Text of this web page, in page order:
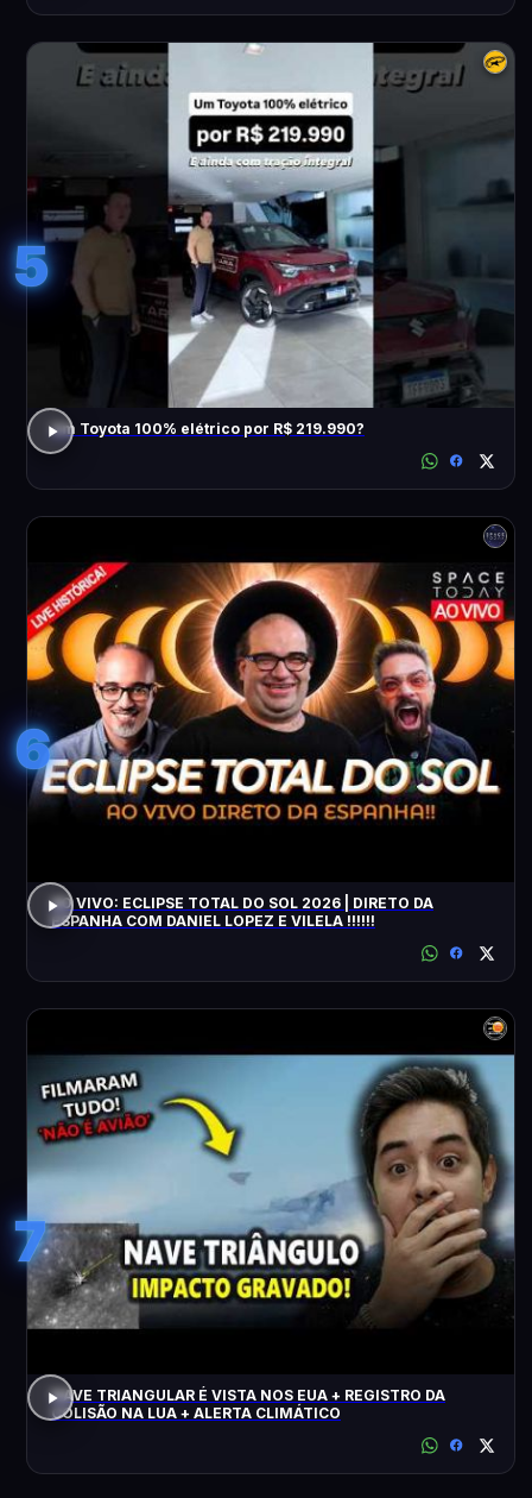
5
Um Toyota 100% elétrico por R$ 219.990?
6
AO VIVO: ECLIPSE TOTAL DO SOL 2026 | DIRETO DA
ESPANHA COM DANIEL LOPEZ E VILELA !!!!!!
7
NAVE TRIANGULAR É VISTA NOS EUA + REGISTRO DA
COLISÃO NA LUA + ALERTA CLIMÁTICO